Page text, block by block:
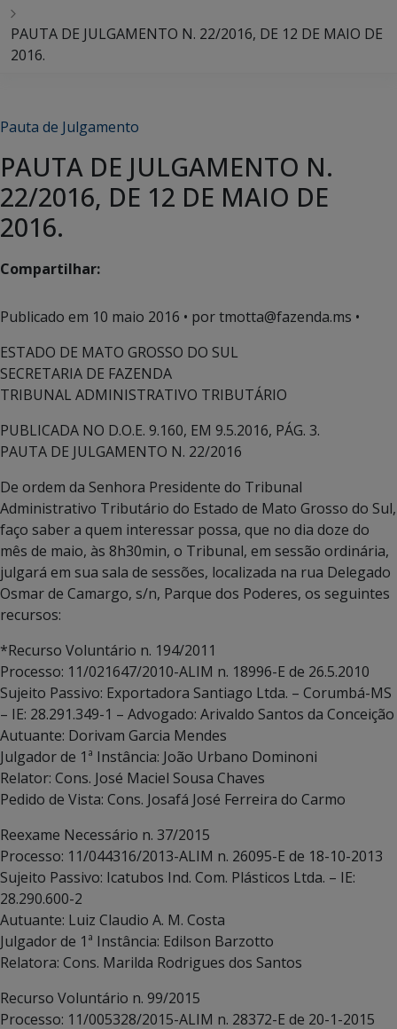
PAUTA DE JULGAMENTO N. 22/2016, DE 12 DE MAIO DE
2016.
Pauta de Julgamento
PAUTA DE JULGAMENTO N.
22/2016, DE 12 DE MAIO DE
2016.
Compartilhar:
Publicado em 10 maio 2016 • por tmotta@fazenda.ms •
ESTADO DE MATO GROSSO DO SUL
SECRETARIA DE FAZENDA
TRIBUNAL ADMINISTRATIVO TRIBUTÁRIO
PUBLICADA NO D.O.E. 9.160, EM 9.5.2016, PÁG. 3.
PAUTA DE JULGAMENTO N. 22/2016
De ordem da Senhora Presidente do Tribunal
Administrativo Tributário do Estado de Mato Grosso do Sul,
faço saber a quem interessar possa, que no dia doze do
mês de maio, às 8h30min, o Tribunal, em sessão ordinária,
julgará em sua sala de sessões, localizada na rua Delegado
Osmar de Camargo, s/n, Parque dos Poderes, os seguintes
recursos:
*Recurso Voluntário n. 194/2011
Processo: 11/021647/2010-ALIM n. 18996-E de 26.5.2010
Sujeito Passivo: Exportadora Santiago Ltda. – Corumbá-MS
– IE: 28.291.349-1 – Advogado: Arivaldo Santos da Conceição
Autuante: Dorivam Garcia Mendes
Julgador de 1ª Instância: João Urbano Dominoni
Relator: Cons. José Maciel Sousa Chaves
Pedido de Vista: Cons. Josafá José Ferreira do Carmo
Reexame Necessário n. 37/2015
Processo: 11/044316/2013-ALIM n. 26095-E de 18-10-2013
Sujeito Passivo: Icatubos Ind. Com. Plásticos Ltda. – IE:
28.290.600-2
Autuante: Luiz Claudio A. M. Costa
Julgador de 1ª Instância: Edilson Barzotto
Relatora: Cons. Marilda Rodrigues dos Santos
Recurso Voluntário n. 99/2015
Processo: 11/005328/2015-ALIM n. 28372-E de 20-1-2015